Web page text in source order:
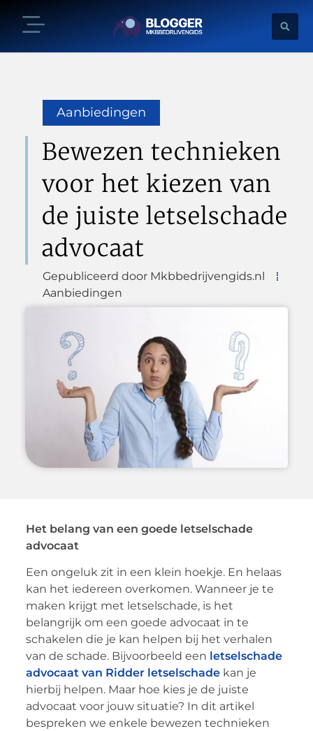
Aanbiedingen
Bewezen technieken
voor het kiezen van
de juiste letselschade
advocaat
Gepubliceerd door Mkbbedrijvengids.nl
Aanbiedingen
Het belang van een goede letselschade
advocaat
Een ongeluk zit in een klein hoekje. En helaas
kan het iedereen overkomen. Wanneer je te
maken krijgt met letselschade, is het
belangrijk om een goede advocaat in te
schakelen die je kan helpen bij het verhalen
van de schade. Bijvoorbeeld een letselschade
advocaat van Ridder letselschadekan je
hierbij helpen. Maar hoe kies je de juiste
advocaat voor jouw situatie? In dit artikel
bespreken we enkele bewezen technieken